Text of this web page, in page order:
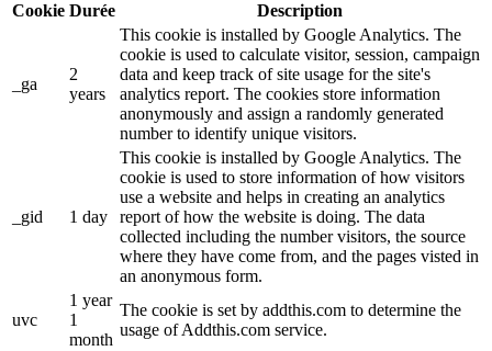
Cookie Durée Description
_ga
2
years
This cookie is installed by Google Analytics. The
cookie is used to calculate visitor, session, campaign
data and keep track of site usage for the site's
analytics report. The cookies store information
anonymously and assign a randomly generated
number to identify unique visitors.
_gid 1 day
This cookie is installed by Google Analytics. The
cookie is used to store information of how visitors
use a website and helps in creating an analytics
report of how the website is doing. The data
collected including the number visitors, the source
where they have come from, and the pages visted in
an anonymous form.
uvc
1 year
1
month
The cookie is set by addthis.com to determine the
usage of Addthis.com service.